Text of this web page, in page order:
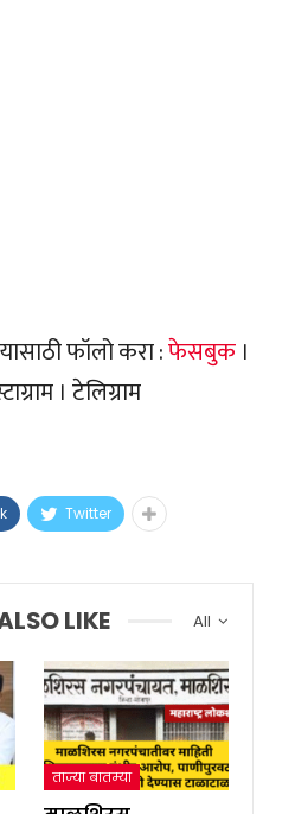
फॉलो करा :फेसबुक ।
। टेलिग्राम
Twitter
All
LIKE
ताज्या बातम्या